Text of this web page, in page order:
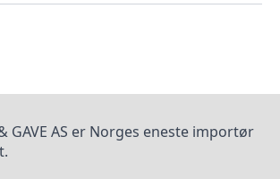
GAVE AS er Norges eneste importør